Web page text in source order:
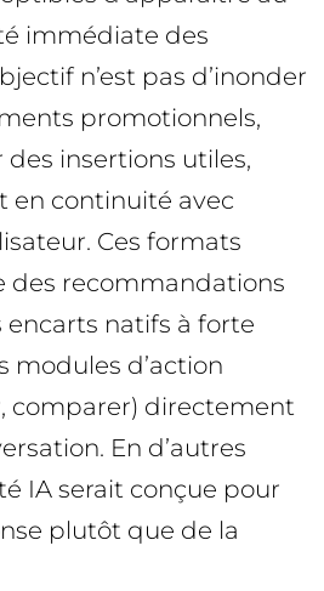
immédiate des
n’est pas d’inonder
promotionnels,
insertions utiles,
en continuité avec
Ces formats
des recommandations
encarts natifs à forte
modules d’action
comparer) directement
En d’autres
IA serait conçue pour
plutôt que de la